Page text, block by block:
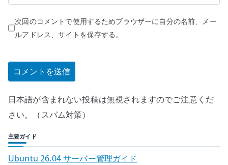
次回のコメントで使用するためブラウザーに自分の名前、メー
ルアドレス、サイトを保存する。
日本語が含まれない投稿は無視されますのでご注意くだ
さい。（スパム対策）
主要ガイド
Ubuntu 26.04 サーバー管理ガイド